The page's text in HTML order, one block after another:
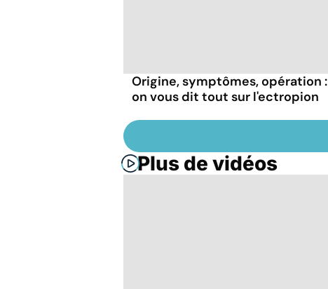
Origine, symptômes, opération :
on vous dit tout sur l'ectropion
Plus de vidéos